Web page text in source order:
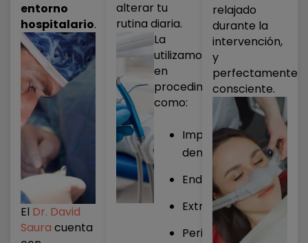
entorno
hospitalario.
El Dr. David
Saura cuenta
alterar tu
rutina diaria.
La
utilizamos
en
procedimientos
como:
Implantes
dentales
Endodoncias
Extracciones
Periodoncia
relajado
durante la
intervención,
y
perfectamente
consciente.